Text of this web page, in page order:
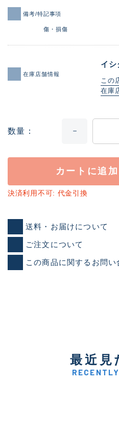
備考/特記事項
傷・損傷
在庫店舗情報
イシ
この
在庫
数量
カートに追
決済利用不可: 代金引換
送料・お届けについて
ご注文について
この商品に関するお問い
最近見